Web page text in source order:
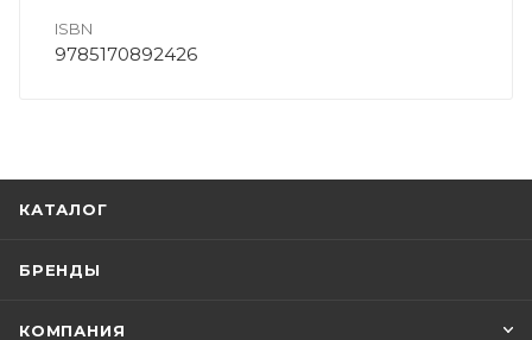
ISBN
9785170892426
КАТАЛОГ
БРЕНДЫ
КОМПАНИЯ